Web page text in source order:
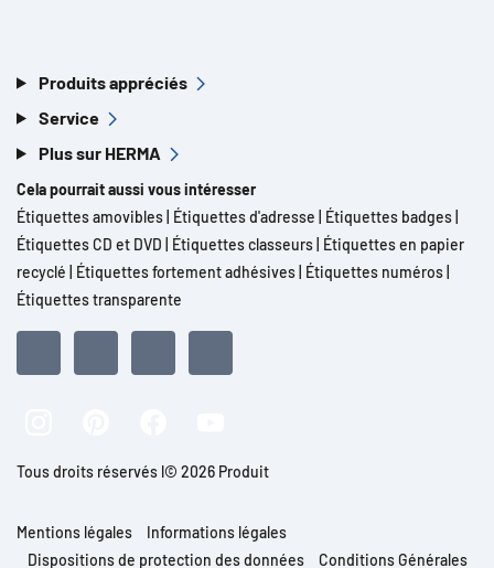
Produits appréciés
Service
Plus sur HERMA
Cela pourrait aussi vous intéresser
Étiquettes amovibles Étiquettes d'adresse Étiquettes badges
Étiquettes CD et DVD
Étiquettes classeurs Étiquettes en papier
recyclé
Étiquettes fortement adhésives Étiquettes numéros
Étiquettes transparente
Tous droits réservés l© 2026 Produit
Mentions légales
Informations légales
Dispositions de protection des données
Conditions Générales